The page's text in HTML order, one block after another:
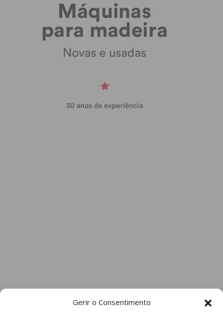
Gerir o Consentimento